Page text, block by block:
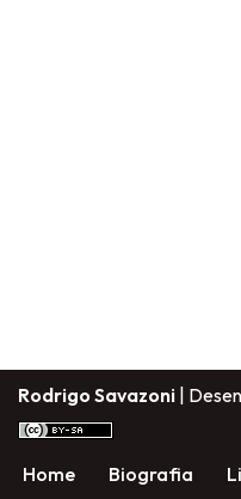
Rodrigo Savazoni |
Home Biografia